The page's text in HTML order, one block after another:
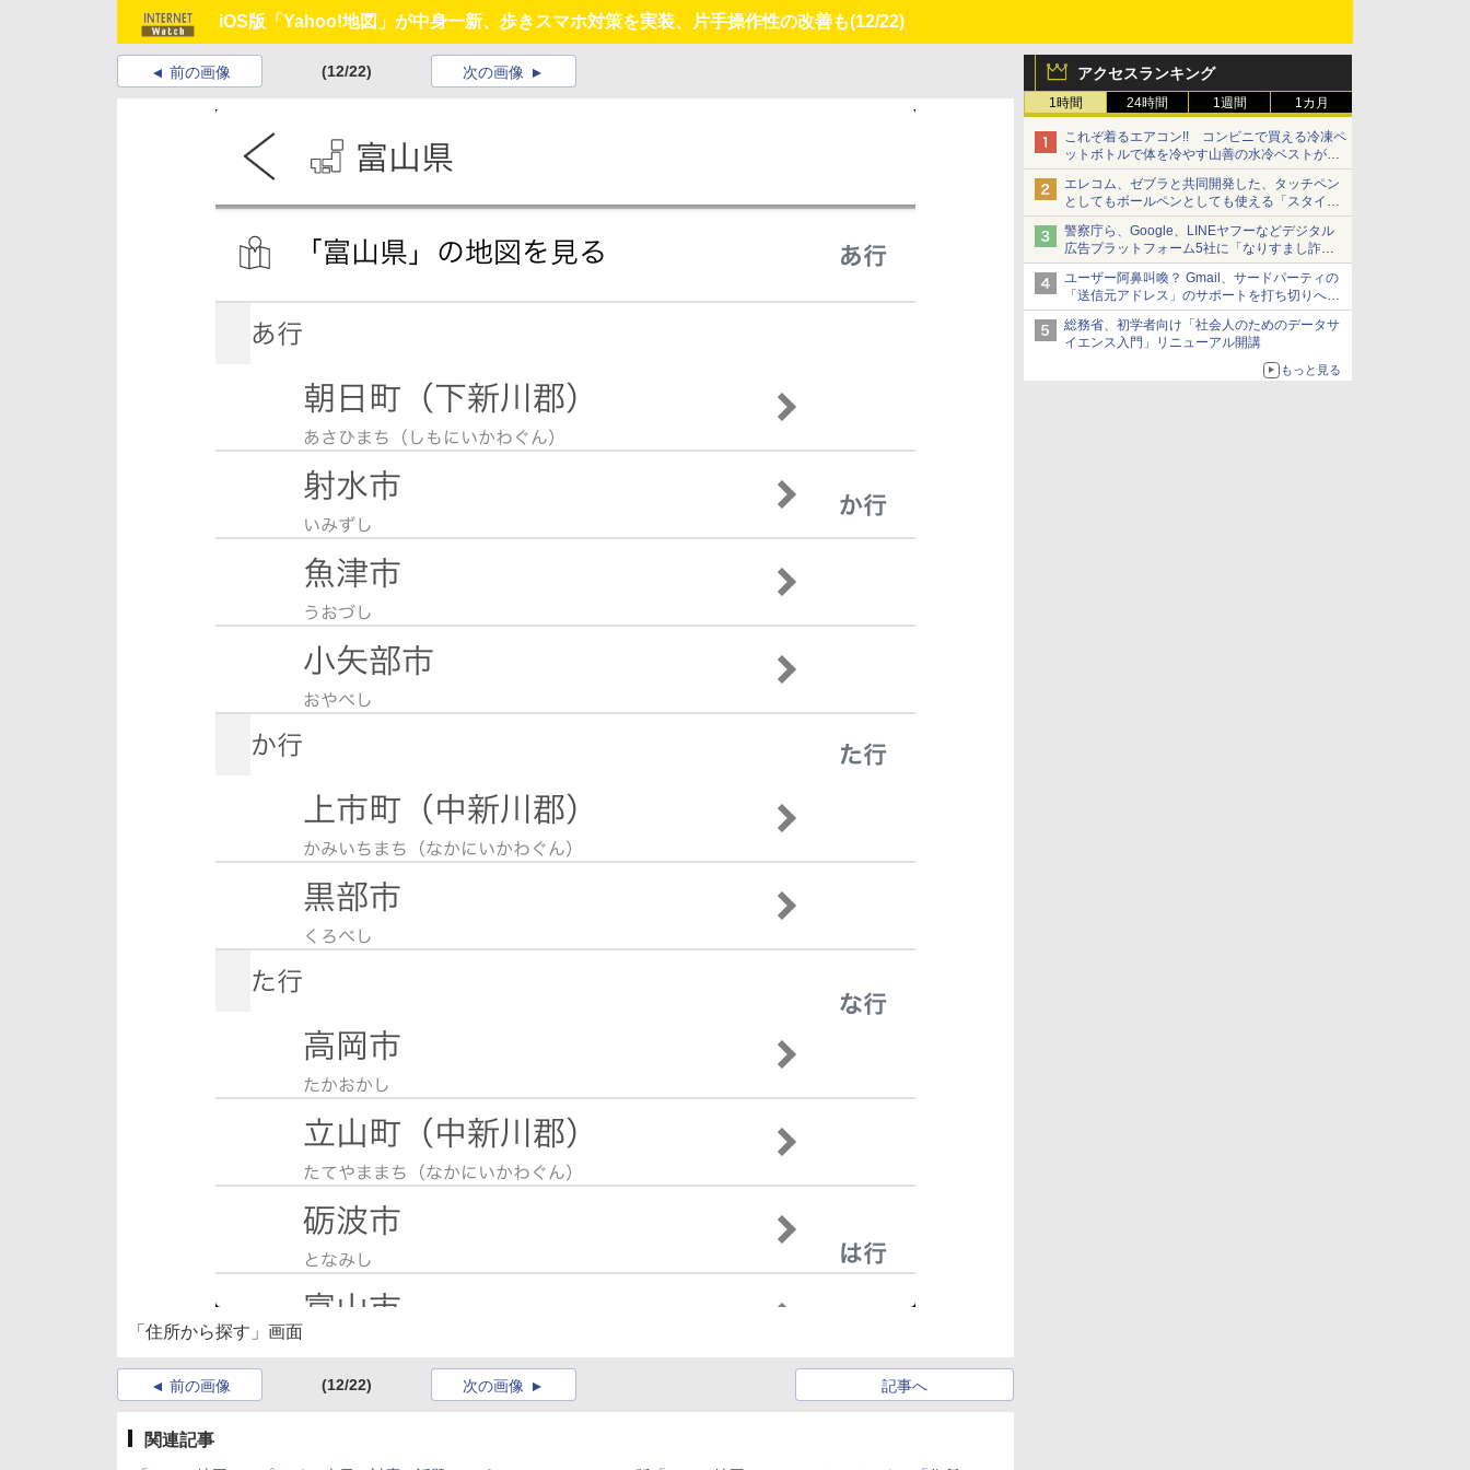
iOS版「Yahoo!地図」が中身一新、歩きスマホ対策を実装、片手操作性の改善も(12/22)
アクセスランキング
1時間 24時間 1週間 1カ月
これぞ着るエアコン!! コンビニで買える冷凍ペ
ットボトルで体を冷やす山善の水冷ベストがロ
ードバイクにちょうどいい【ぼっち・ざ・ろー
ど！その14】【空いた時間でなにしてる？】
エレコム、ゼブラと共同開発した、タッチペン
としてもボールペンとしても使える「スタイラ
スツーウェイ」発売 iPadにも紙にも、持ち替
えずに書き込める
警察庁ら、Google、LINEヤフーなどデジタル
広告プラットフォーム5社に「なりすまし詐欺
広告」対策強化を要請 著名人の写真や映像を
使った投資詐欺などへの対策として
ユーザー阿鼻叫喚？ Gmail、サードパーティの
「送信元アドレス」のサポートを打ち切りへ
【やじうまWatch】
総務省、初学者向け「社会人のためのデータサ
イエンス入門」リニューアル開講
もっと見る
前の画像 (12/22) 次の画像
「住所から探す」画面
前の画像 (12/22) 記事へ
次の画像
関連記事